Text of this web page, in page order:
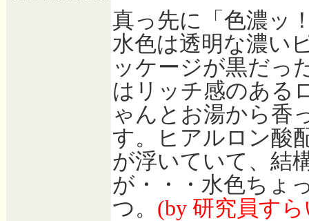
真っ先に「色濃ッ
水色は透明な濃い
ッケージが黒だっ
はリッチ感のある
ゃんとお湯から香
す。ヒアルロン酸
が浮いていて、結
が・・・水色ちょ
つ。 (by 研究員す